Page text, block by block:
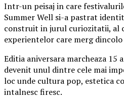
Intr-un peisaj in care
Summer Well si-a pastrat
construit in jurul curiozitatii, al
experientelor care merg dincolo
Editia aniversara marcheaza 15
devenit unul dintre cele mai
loc unde cultura pop, estetica
intalnesc firesc.